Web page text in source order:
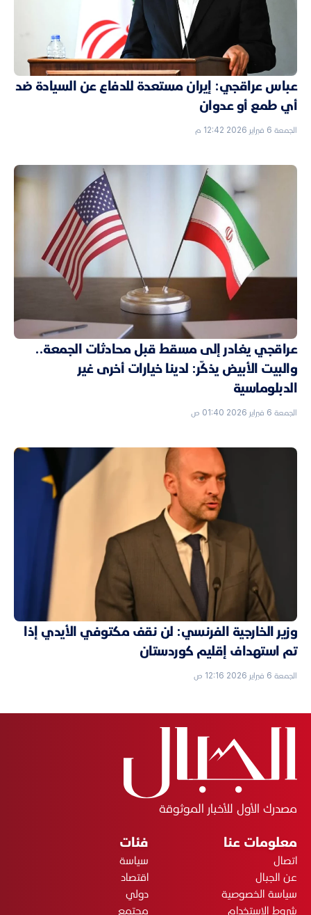
عباس عراقجي: إيران مستعدة للدفاع عن السيادة ضد
أي طمع أو عدوان
الجمعة 6 فبراير 2026 12:42 م
عراقجي يغادر إلى مسقط قبل محادثات الجمعة..
والبيت الأبيض يذكّر: لدينا خيارات أخرى غير
الدبلوماسية
الجمعة 6 فبراير 2026 01:40 ص
وزير الخارجية الفرنسي: لن نقف مكتوفي الأيدي إذا
تم استهداف إقليم كوردستان
الجمعة 6 فبراير 2026 12:16 ص
مصدرك الأول للأخبار الموثوقة
معلومات عنا
اتصال
عن الجبال
سياسة الخصوصية
شروط الاستخدام
فئات
سياسة
اقتصاد
دولي
مجتمع